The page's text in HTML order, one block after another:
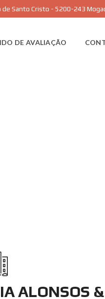
de Santo Cristo - 5200-243
DE AVALIAÇÃO
ALONSOS